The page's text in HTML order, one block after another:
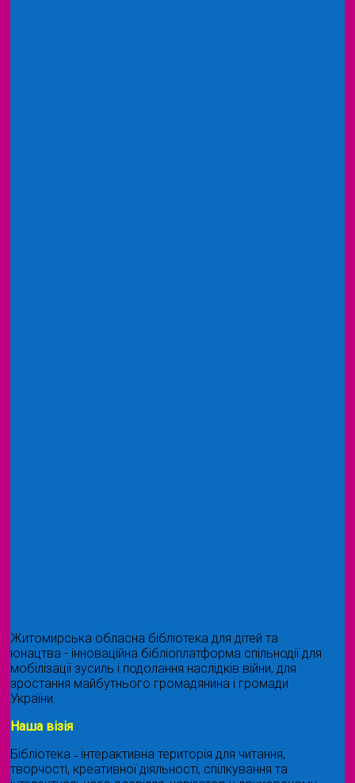
Житомирська обласна бібліотека для дітей та
юнацтва - інноваційна бібліоплатформа спільнодії для
мобілізації зусиль і подолання наслідків війни, для
зростання майбутнього громадянина і громади
України.
Наша візія
Бібліотека ˗ інтерактивна територія для читання,
творчості, креативної діяльності, спілкування та